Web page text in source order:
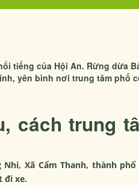
tiếng của Hội An. Rừng dừa
yên bình nơi trung tâm phố
cách trung
Xã Cẩm Thanh, thành phố
đi xe.